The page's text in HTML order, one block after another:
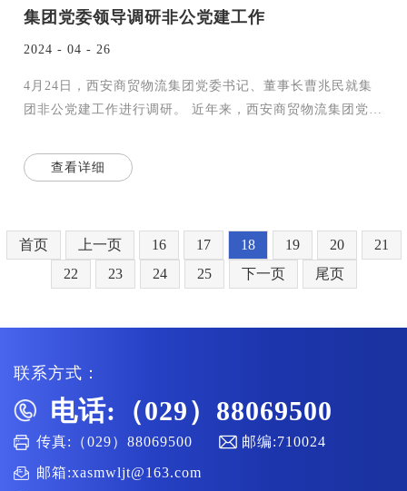
集团党委领导调研非公党建工作
2024 - 04 - 26
4月24日，西安商贸物流集团党委书记、董事长曹兆民就集
团非公党建工作进行调研。 近年来，西安商贸物流集团党委
查看详细
首页 上一页 16 17 18 19 20
21
22
23 24 25 下一页 尾页
联系方式：
电话:（029）88069500
传真:（029）88069500
邮编:710024
邮箱:xasmwljt@163.com